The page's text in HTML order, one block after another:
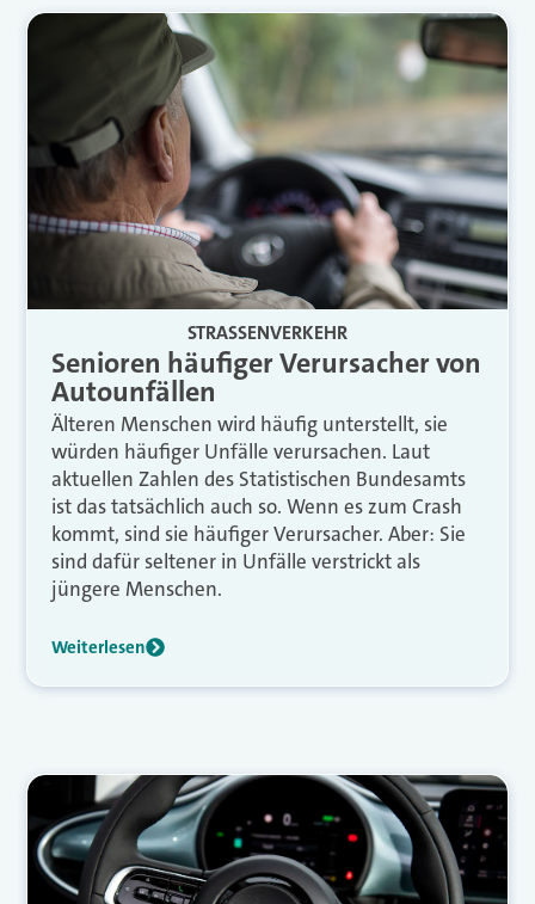
STRASSENVERKEHR
Senioren häufiger Verursacher von
Autounfällen
Älteren Menschen wird häufig unterstellt, sie
würden häufiger Unfälle verursachen. Laut
aktuellen Zahlen des Statistischen Bundesamts
ist das tatsächlich auch so. Wenn es zum Crash
kommt, sind sie häufiger Verursacher. Aber: Sie
sind dafür seltener in Unfälle verstrickt als
jüngere Menschen.
Weiterlesen